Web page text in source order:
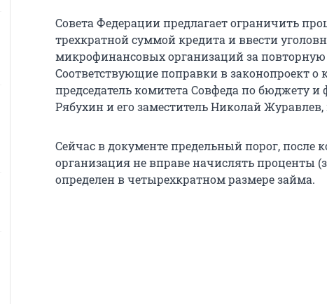
Совета Федерации предлагает ограничить
трехкратной суммой кредита и ввести
микрофинансовых организаций за
Соответствующие поправки в законопроект о
председатель комитета Совфеда по бюджету
Рябухин и его заместитель Николай Журавлев,
Сейчас в документе предельный порог, после
организация не вправе начислять проценты
определен в четырехкратном размере займа.